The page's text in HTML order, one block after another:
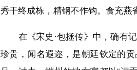
秀干终成栋，精钢不作钩。食充燕
在《宋史·包拯传》中，确有记
珍贵，闻名遐迩，是朝廷钦定的